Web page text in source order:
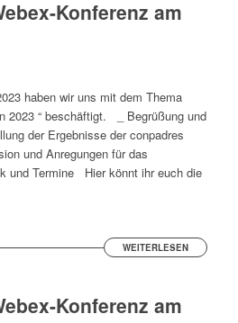
Konferenz am
haben wir uns mit dem Thema
2023 “ beschäftigt. _ Begrüßung und
der Ergebnisse der conpadres
und Anregungen für das
und Termine Hier könnt ihr euch die
WEITERLESEN
Konferenz am